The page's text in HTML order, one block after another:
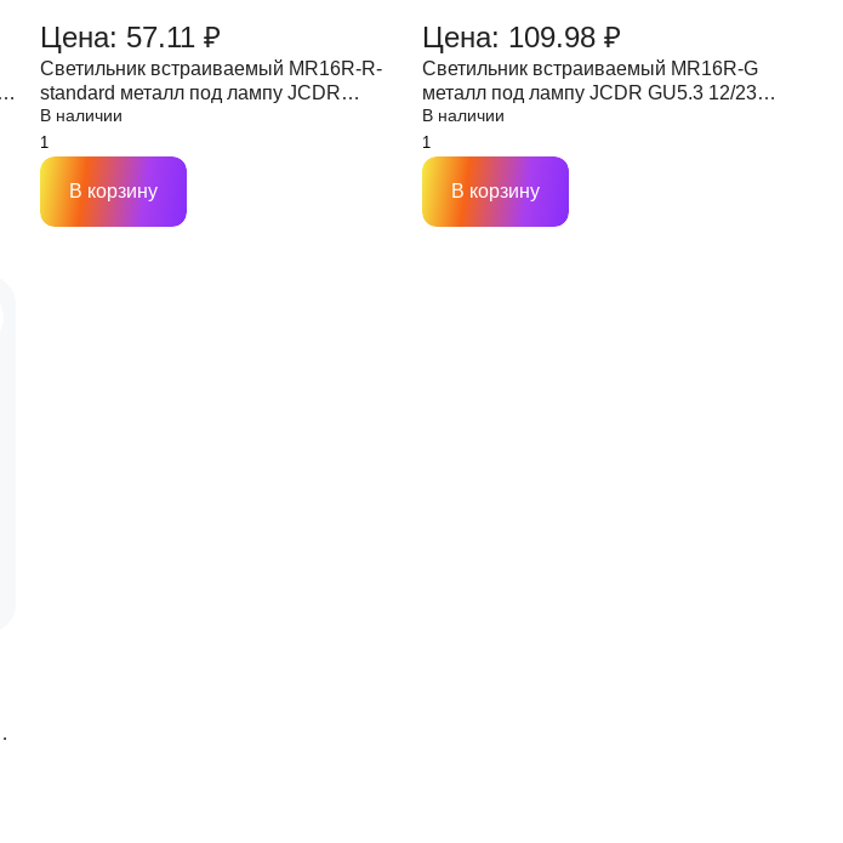
Цена: 57.11 ₽
Светильник встраиваемый MR16R-R-
standard металл под лампу JCDR
GU5.3 12/230 В IN HOME
В наличии
В корзину
Цена: 109.98 ₽
Светильник встраиваемый MR16R-G
металл под лампу JCDR GU5.3 12/230
В IN HOME
В наличии
В корзину